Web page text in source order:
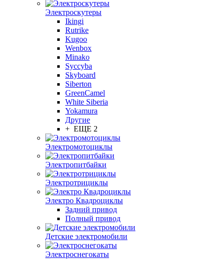
Электроскутеры
Ikingi
Rutrike
Kugoo
Wenbox
Minako
Syccyba
Skyboard
Siberton
GreenCamel
White Siberia
Yokamura
Другие
+ ЕЩЕ 2
Электромотоциклы
Электропитбайки
Электротрициклы
Электро Квадроциклы
Задний привод
Полный привод
Детские электромобили
Электроснегокаты